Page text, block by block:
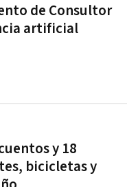
de Consultor
artificial
y 18
bicicletas y